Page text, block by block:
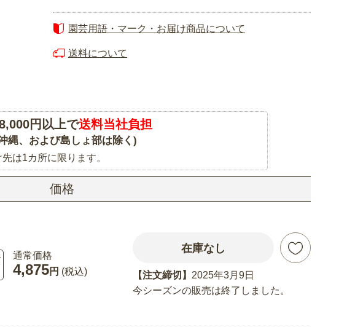
園芸用語・マーク・お届け商品について
送料について
円以上で送料当社負担
縄、および島しょ部は除く)
は1カ所に限ります。
価格
通常価格
4,875円 (税込)
在庫なし
【注文締切】 2025年3月9日
今シーズンの販売は終了しました。